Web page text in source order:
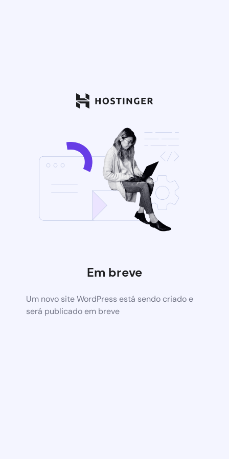
Em breve
Um novo site WordPress está sendo criado e
será publicado em breve